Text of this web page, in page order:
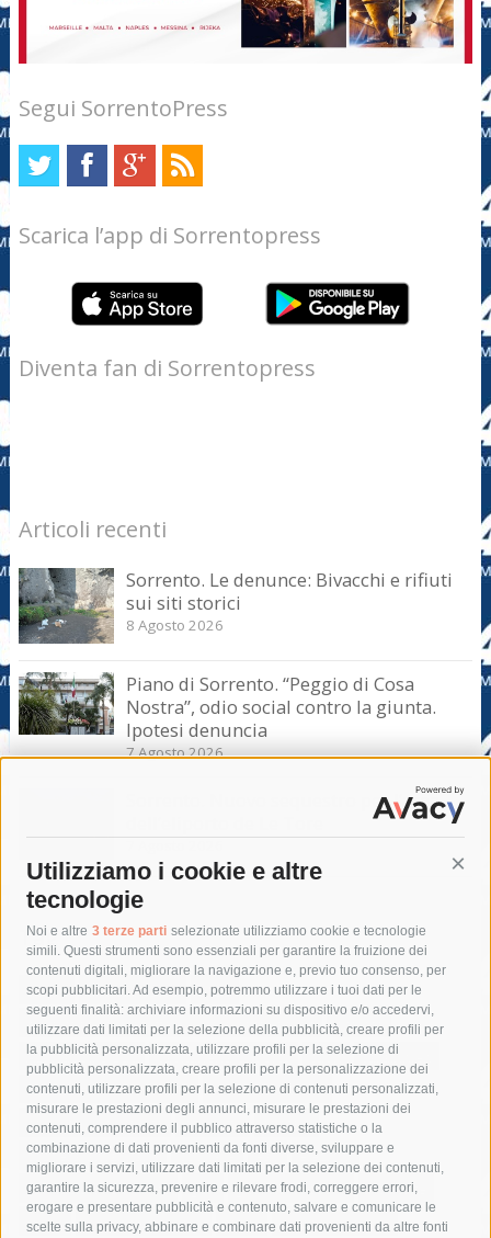
Utilizziamo i cookie e altre
tecnologie
Noi e altre 3 terze parti selezionate utilizziamo cookie e tecnologie
simili. Questi strumenti sono essenziali per garantire la fruizione dei
contenuti digitali, migliorare la navigazione e, previo tuo consenso, per
scopi pubblicitari. Ad esempio, potremmo utilizzare i tuoi dati per le
seguenti finalità: archiviare informazioni su dispositivo e/o accedervi,
utilizzare dati limitati per la selezione della pubblicità, creare profili per
la pubblicità personalizzata, utilizzare profili per la selezione di
pubblicità personalizzata, creare profili per la personalizzazione dei
contenuti, utilizzare profili per la selezione di contenuti personalizzati,
misurare le prestazioni degli annunci, misurare le prestazioni dei
contenuti, comprendere il pubblico attraverso statistiche o la
combinazione di dati provenienti da fonti diverse, sviluppare e
migliorare i servizi, utilizzare dati limitati per la selezione dei contenuti,
garantire la sicurezza, prevenire e rilevare frodi, correggere errori,
erogare e presentare pubblicità e contenuto, salvare e comunicare le
scelte sulla privacy, abbinare e combinare dati provenienti da altre fonti
Segui SorrentoPress
Scarica l’app di Sorrentopress
Diventa fan di Sorrentopress
Articoli recenti
Sorrento. Le denunce: Bivacchi e rifiuti
sui siti storici
8 Agosto 2026
Piano di Sorrento. “Peggio di Cosa
Nostra”, odio social contro la giunta.
Ipotesi denuncia
7 Agosto 2026
Sorrento. Nuovo sequestro per l’area
Tag
acqua allerta meteo
anas
area marina protetta di punta campanella
arresto
Asl Napoli 3 sud
capitaneria di porto capri
carabinieri
castellammare di stabia
circumvesuviana
comune di sorrento
concerto
contagi
costiera amalfitana
covid-19 eav
elezioni
fondazione sorrento
gori guardia costiera
incidente
lavori
lorenzo balducelli mare massa lubrense